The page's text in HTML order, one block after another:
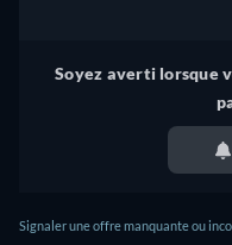
Soyez averti lorsque
Signaler une offre manquante ou